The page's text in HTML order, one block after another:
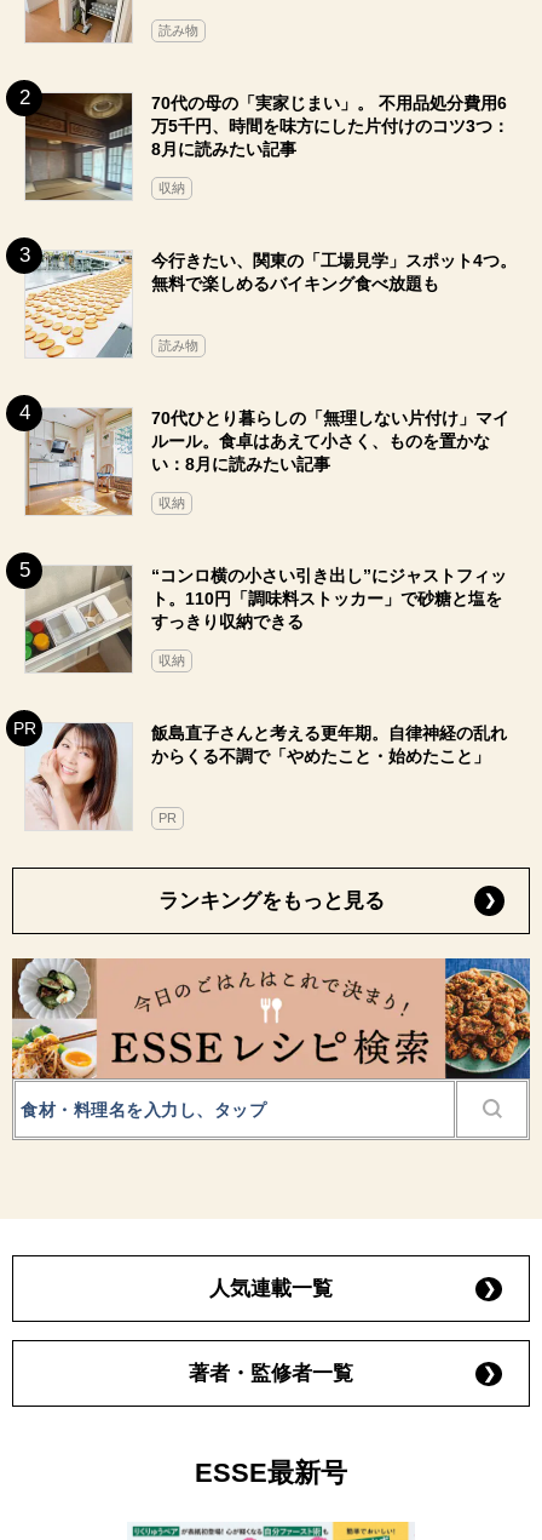
読み物
70代の母の「実家じまい」。 不用品処分費用6
万5千円、時間を味方にした片付けのコツ3つ：
8月に読みたい記事
収納
今行きたい、関東の「工場見学」スポット4つ。
無料で楽しめるバイキング食べ放題も
読み物
70代ひとり暮らしの「無理しない片付け」マイ
ルール。食卓はあえて小さく、ものを置かな
い：8月に読みたい記事
収納
“コンロ横の小さい引き出し”にジャストフィッ
ト。110円「調味料ストッカー」で砂糖と塩を
すっきり収納できる
収納
飯島直子さんと考える更年期。自律神経の乱れ
からくる不調で「やめたこと・始めたこと」
PR
ランキングをもっと見る
人気連載一覧
著者・監修者一覧
ESSE最新号